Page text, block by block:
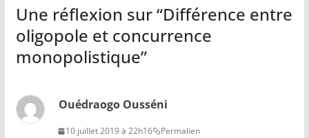
Une réflexion sur “Différence entre
oligopole et concurrence
monopolistique”
Ouédraogo Ousséni
10 juillet 2019 à 22h16 Permalien